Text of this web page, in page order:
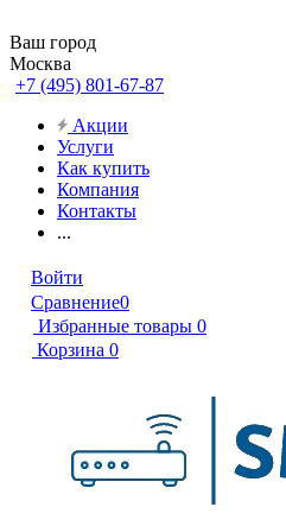
Ваш город
Москва
+7 (495) 801-67-87
Акции
Услуги
Как купить
Компания
Контакты
...
Войти
Сравнение0
Избранные товары 0
Корзина 0